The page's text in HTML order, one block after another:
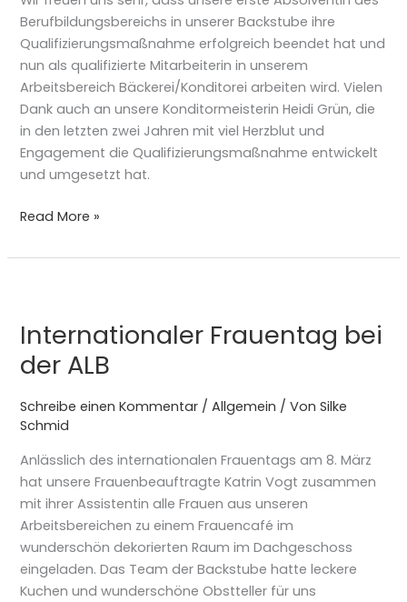
Berufbildungsbereichs in unserer Backstube ihre
Qualifizierungsmaßnahme erfolgreich beendet hat und
nun als qualifizierte Mitarbeiterin in unserem
Arbeitsbereich Bäckerei/Konditorei arbeiten wird. Vielen
Dank auch an unsere Konditormeisterin Heidi Grün, die
in den letzten zwei Jahren mit viel Herzblut und
Engagement die Qualifizierungsmaßnahme entwickelt
und umgesetzt hat.
Read More »
Internationaler Frauentag bei
der ALB
Schreibe einen Kommentar /Allgemein / VonSilke
Schmid
Anlässlich des internationalen Frauentags am 8. März
hat unsere Frauenbeauftragte Katrin Vogt zusammen
mit ihrer Assistentin alle Frauen aus unseren
Arbeitsbereichen zu einem Frauencafé im
wunderschön dekorierten Raum im Dachgeschoss
eingeladen. Das Team der Backstube hatte leckere
Kuchen und wunderschöne Obstteller für uns
bei
der
ALB